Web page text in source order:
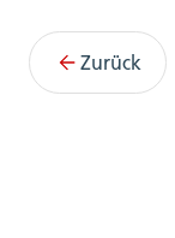
Services
Zurück